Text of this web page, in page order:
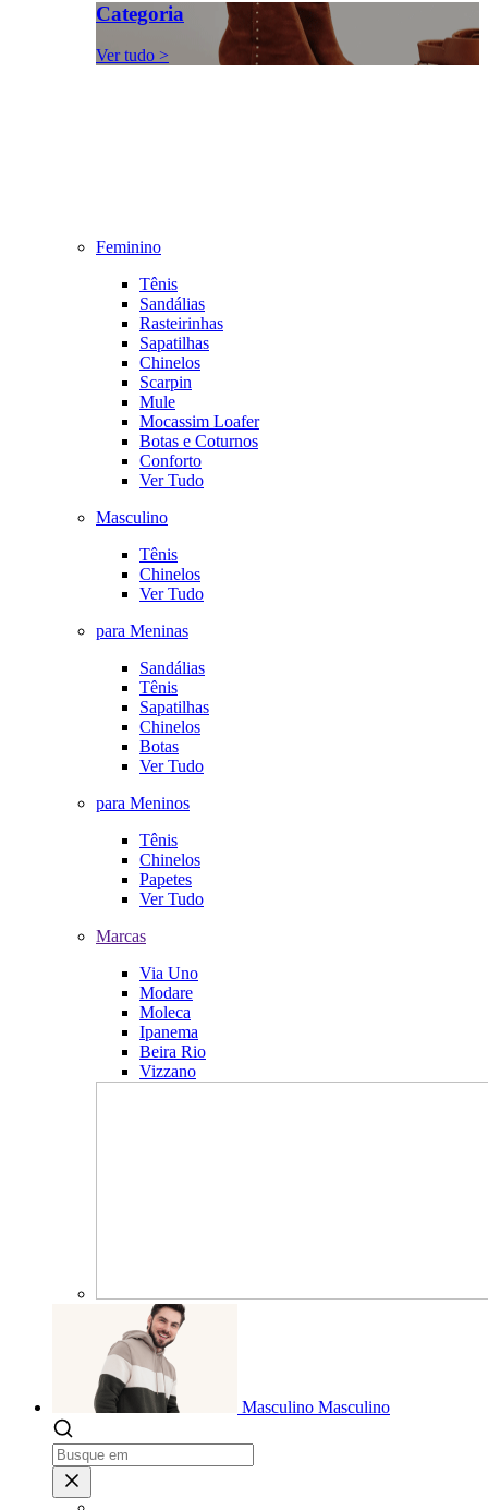
Categoria
Ver tudo >
Feminino
Tênis
Sandálias
Rasteirinhas
Sapatilhas
Chinelos
Scarpin
Mule
Mocassim Loafer
Botas e Coturnos
Conforto
Ver Tudo
Masculino
Tênis
Chinelos
Ver Tudo
para Meninas
Sandálias
Tênis
Sapatilhas
Chinelos
Botas
Ver Tudo
para Meninos
Tênis
Chinelos
Papetes
Ver Tudo
Marcas
Via Uno
Modare
Moleca
Ipanema
Beira Rio
Vizzano
Masculino Masculino